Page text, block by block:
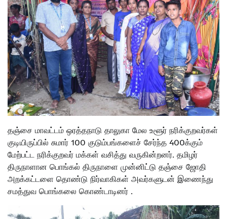
தஞ்சை மாவட்டம் ஒரத்தநாடு தாலுகா மேல உளூர் நரிக்குறவர்கள்
குடியிருப்பில் சுமார் 100 குடும்பங்களைச் சேர்ந்த 400க்கும்
மேற்பட்ட நரிக்குறவர் மக்கள் வசித்து வருகின்றனர். தமிழர்
திருநாளான பொங்கல் திருநாளை முன்னிட்டு தஞ்சை ஜோதி
அறக்கட்டளை தொண்டு நிர்வாகிகள் அவர்களுடன் இணைந்து
சமத்துவ பொங்கலை கொண்டாடினர் .